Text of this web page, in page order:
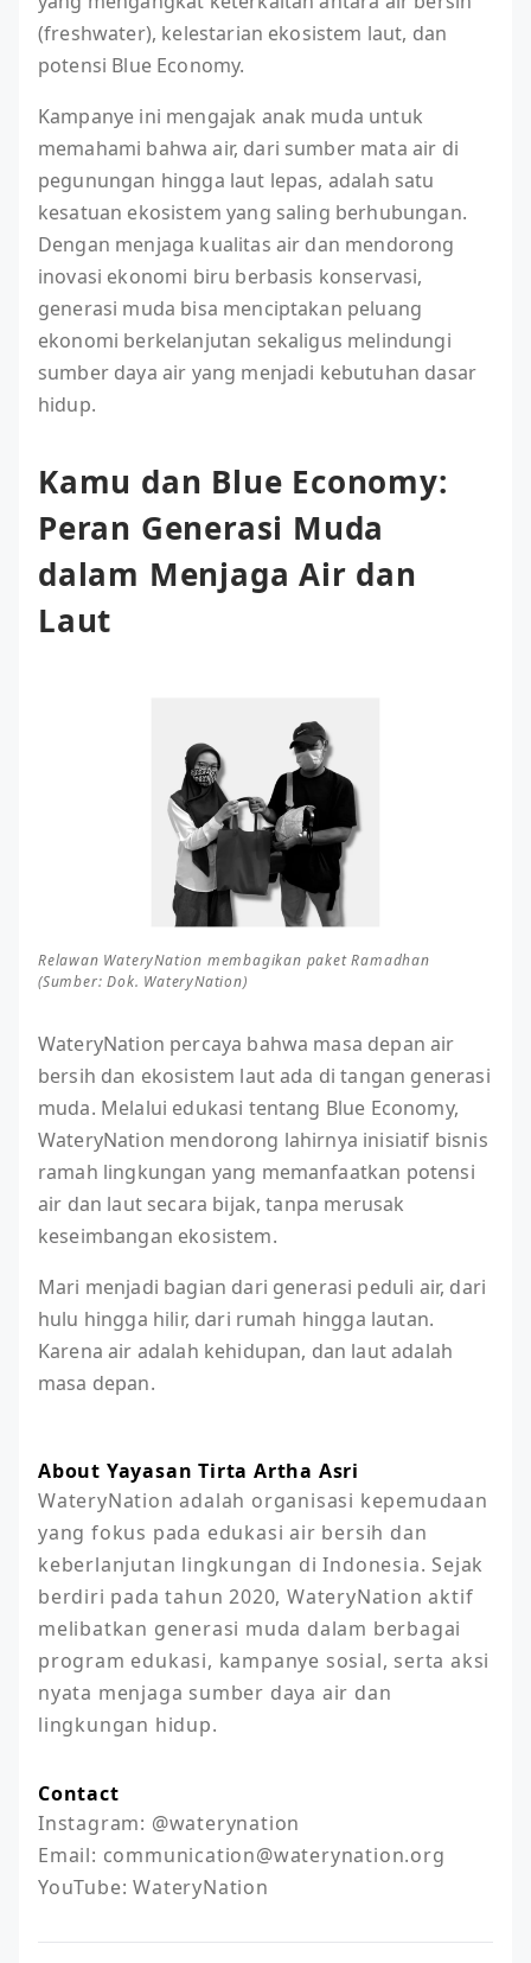
(freshwater), kelestarian ekosistem laut, dan
potensi Blue Economy.
Kampanye ini mengajak anak muda untuk
memahami bahwa air, dari sumber mata air di
pegunungan hingga laut lepas, adalah satu
kesatuan ekosistem yang saling berhubungan.
Dengan menjaga kualitas air dan mendorong
inovasi ekonomi biru berbasis konservasi,
generasi muda bisa menciptakan peluang
ekonomi berkelanjutan sekaligus melindungi
sumber daya air yang menjadi kebutuhan dasar
hidup.
Kamu dan Blue Economy:
Peran Generasi Muda
dalam Menjaga Air dan
Laut
Relawan WateryNation membagikan paket Ramadhan
(Sumber: Dok. WateryNation)
WateryNation percaya bahwa masa depan air
bersih dan ekosistem laut ada di tangan generasi
muda. Melalui edukasi tentang Blue Economy,
WateryNation mendorong lahirnya inisiatif bisnis
ramah lingkungan yang memanfaatkan potensi
air dan laut secara bijak, tanpa merusak
keseimbangan ekosistem.
Mari menjadi bagian dari generasi peduli air, dari
hulu hingga hilir, dari rumah hingga lautan.
Karena air adalah kehidupan, dan laut adalah
masa depan.
About Yayasan Tirta Artha Asri
WateryNation adalah organisasi kepemudaan
yang fokus pada edukasi air bersih dan
keberlanjutan lingkungan di Indonesia. Sejak
berdiri pada tahun 2020, WateryNation aktif
melibatkan generasi muda dalam berbagai
program edukasi, kampanye sosial, serta aksi
nyata menjaga sumber daya air dan
lingkungan hidup.
Contact
Instagram: @waterynation
Email: communication@waterynation.org
YouTube: WateryNation